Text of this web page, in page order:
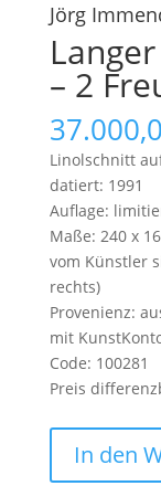
Jörg
– 2
Linolschnitt
datiert: 1991
Auflage:
Maße: 240 x
vom Künstler
rechts)
Provenienz:
mit
Code: 100281
Preis
Marsch
In den